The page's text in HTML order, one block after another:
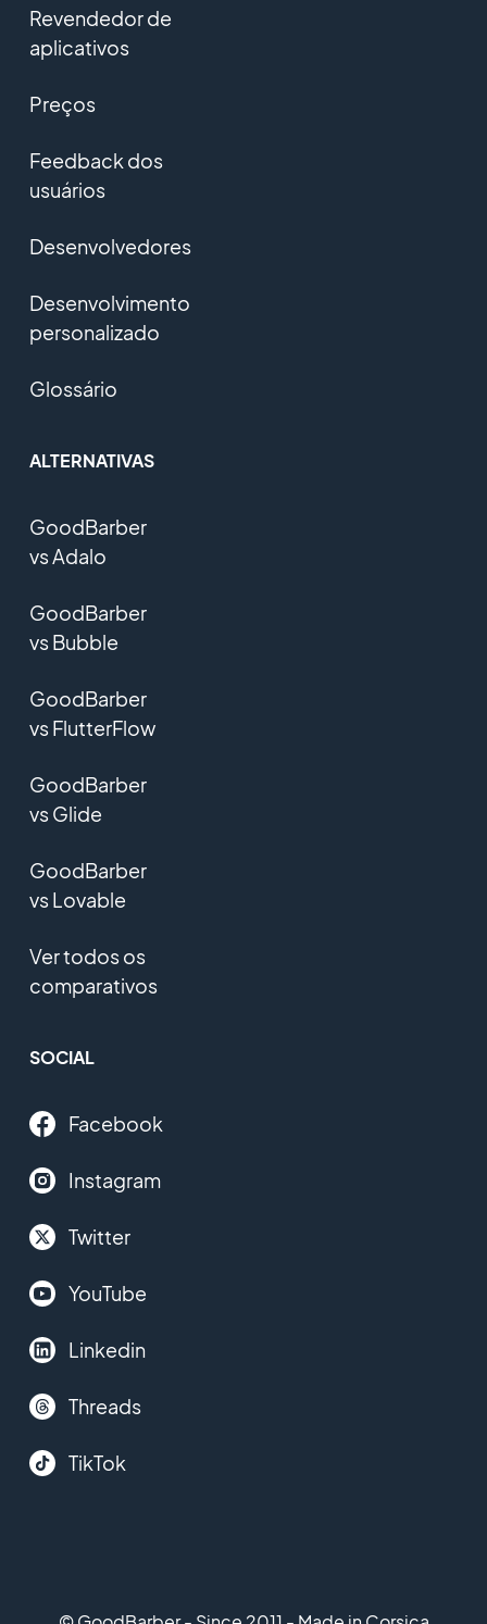
Revendedor de
aplicativos
Preços
Feedback dos
usuários
Desenvolvedores
Desenvolvimento
personalizado
Glossário
ALTERNATIVAS
GoodBarber
vs Adalo
GoodBarber
vs Bubble
GoodBarber
vs FlutterFlow
GoodBarber
vs Glide
GoodBarber
vs Lovable
Ver todos os
comparativos
SOCIAL
Facebook
Instagram
Twitter
YouTube
Linkedin
Threads
TikTok